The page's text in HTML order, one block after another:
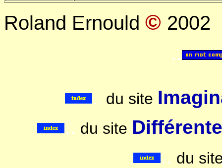
Roland Ernould © 2002
..
.. du site
.. du site
.. du